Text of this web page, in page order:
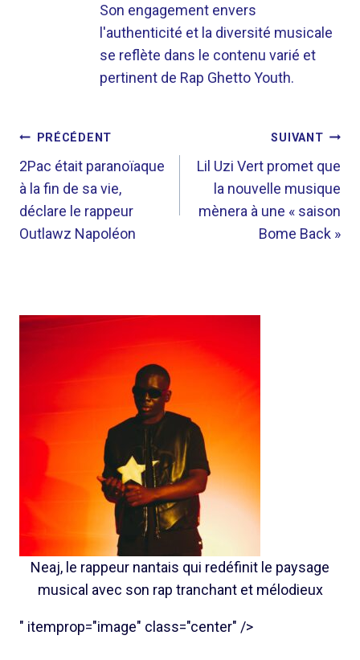
Son engagement envers
l'authenticité et la diversité musicale
se reflète dans le contenu varié et
pertinent de Rap Ghetto Youth.
NAVIGATION
DE
L’ARTICLE
PRÉCÉDENT
2Pac était paranoïaque
à la fin de sa vie,
déclare le rappeur
Outlawz Napoléon
SUIVANT
Lil Uzi Vert promet que
la nouvelle musique
mènera à une « saison
Bome Back »
Neaj, le rappeur nantais qui redéfinit le paysage
musical avec son rap tranchant et mélodieux
" itemprop="image" class="center" />